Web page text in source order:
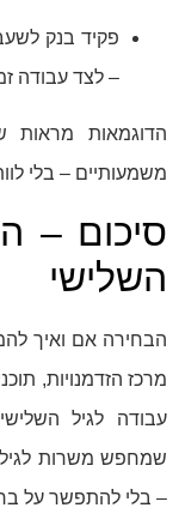
פקיד בנק
– לצד עבודה
הדוגמאות מראות
משמעותיים – בלי
סיכום –
השלישי
הבחירה אם ואיך
מרכז הזדמנויות,
עבודה לגיל
שמחפש משרות לגיל
– בלי להתפשר על